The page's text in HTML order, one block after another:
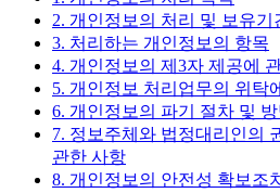
2. 개인정보의 처리 및 보유기
3. 처리하는 개인정보의 항목
4. 개인정보의 제3자 제공에
5. 개인정보 처리업무의 위탁
6. 개인정보의 파기 절차 및
7. 정보주체와 법정대리인의
관한 사항
8. 개인정보의 안전성 확보조